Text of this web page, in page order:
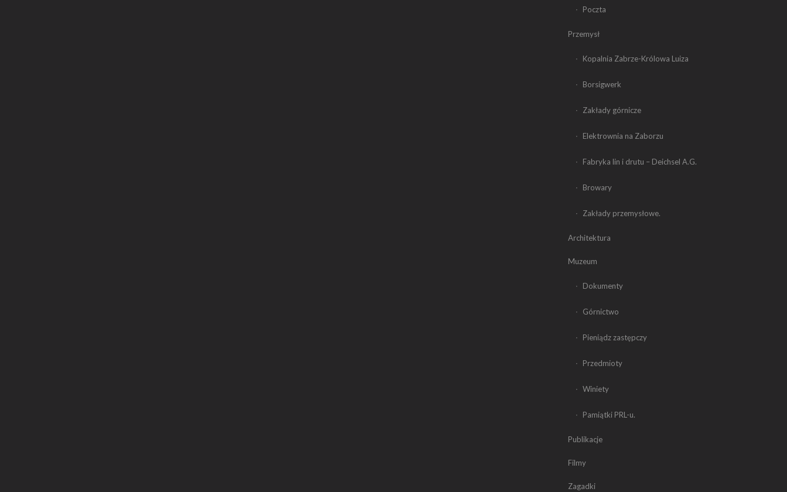
Poczta
Przemysł
Kopalnia Zabrze-Królowa Luiza
Borsigwerk
Zakłady górnicze
Elektrownia na Zaborzu
Fabryka lin i drutu – Deichsel A.G.
Browary
Zakłady przemysłowe.
Architektura
Muzeum
Dokumenty
Górnictwo
Pieniądz zastępczy
Przedmioty
Winiety
Pamiątki PRL-u.
Publikacje
Filmy
Zagadki